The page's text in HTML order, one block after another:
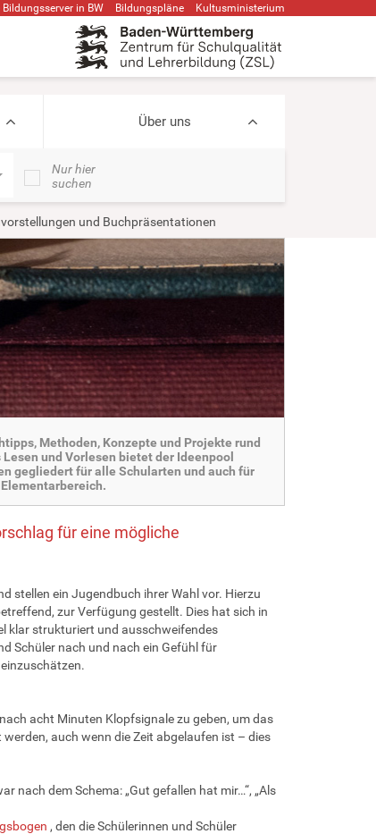
Bildungsserver in BW Bildungspläne Kultusministerium
Über uns
Nur hier
suchen
und Buchpräsentationen
Methoden, Konzepte und Projekte rund
Lesen und Vorlesen bietet der Ideenpool
gegliedert für alle Schularten und auch für
für eine mögliche
stellen ein Jugendbuch ihrer Wahl vor. Hierzu
zur Verfügung gestellt. Dies hat sich in
klar strukturiert und ausschweifendes
Schüler nach und nach ein Gefühl für
acht Minuten Klopfsignale zu geben, um das
auch wenn die Zeit abgelaufen ist – dies
nach dem Schema: „Gut gefallen hat mir…“, „Als
, den die Schülerinnen und Schüler